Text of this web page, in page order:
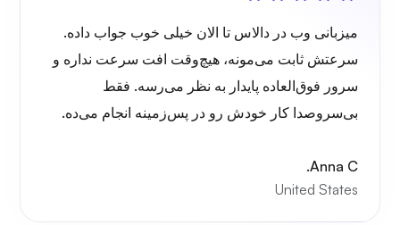
سیم‌گارد
میزبانی وب در دالاس تا الان خیلی خوب جواب داده.
سرعتش ثابت می‌مونه، هیچ‌وقت افت سرعت نداره و
سرور فوق‌العاده پایدار به نظر می‌رسه. فقط
بی‌سروصدا کار خودش رو در پس‌زمینه انجام می‌ده.
Anna C.
United States